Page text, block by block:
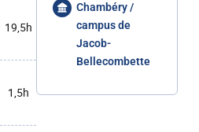
19,5h
1,5h
Chambéry /
campus de
Jacob-
Bellecombette